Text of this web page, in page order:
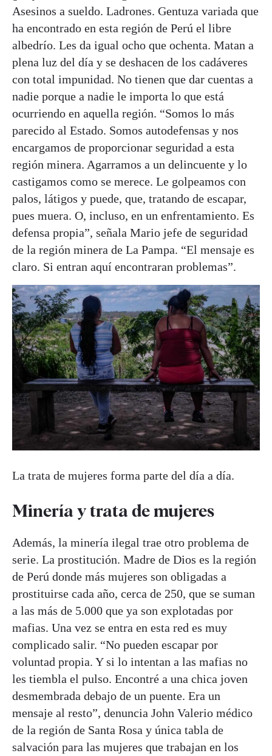
Asesinos a sueldo. Ladrones. Gentuza variada que
ha encontrado en esta región de Perú el libre
albedrío. Les da igual ocho que ochenta. Matan a
plena luz del día y se deshacen de los cadáveres
con total impunidad. No tienen que dar cuentas a
nadie porque a nadie le importa lo que está
ocurriendo en aquella región. “Somos lo más
parecido al Estado. Somos autodefensas y nos
encargamos de proporcionar seguridad a esta
región minera. Agarramos a un delincuente y lo
castigamos como se merece. Le golpeamos con
palos, látigos y puede, que, tratando de escapar,
pues muera. O, incluso, en un enfrentamiento. Es
defensa propia”, señala Mario jefe de seguridad
de la región minera de La Pampa. “El mensaje es
claro. Si entran aquí encontraran problemas”.
La trata de mujeres forma parte del día a día.
Minería y trata de mujeres
Además, la minería ilegal trae otro problema de
serie. La prostitución. Madre de Dios es la región
de Perú donde más mujeres son obligadas a
prostituirse cada año, cerca de 250, que se suman
a las más de 5.000 que ya son explotadas por
mafias. Una vez se entra en esta red es muy
complicado salir. “No pueden escapar por
voluntad propia. Y si lo intentan a las mafias no
les tiembla el pulso. Encontré a una chica joven
desmembrada debajo de un puente. Era un
mensaje al resto”, denuncia John Valerio médico
de la región de Santa Rosa y única tabla de
salvación para las mujeres que trabajan en los